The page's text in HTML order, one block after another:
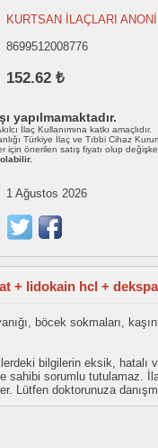
KURTSAN İLAÇLARI
8699512008776
152.62 ₺
yapılmamaktadır.
İlaç Kullanımına katkı amaçlıdır.
Türkiye İlaç ve Tıbbi Cihaz
için önerilen satış fiyatı olup
1 Ağustos 2026
+ lidokain hcl +
böcek sokmaları,
bilgilerin eksik, hatalı
sahibi sorumlu tutulamaz.
Lütfen doktorunuza